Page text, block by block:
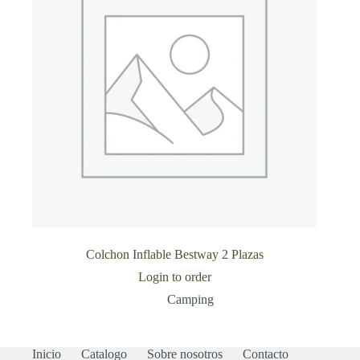
Colchon Inflable Bestway 2 Plazas
Login to order
Camping
Inicio Catalogo Sobre nosotros Contacto